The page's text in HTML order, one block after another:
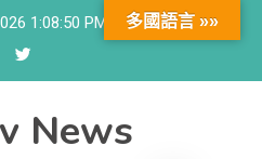
1:08:51 PM
News
多國語言 »»